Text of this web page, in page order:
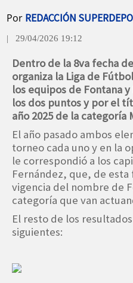
Por REDACCIÓN
| 29/04/2026 19:12
Dentro de la 8va fecha
organiza la Liga de
los equipos de Fontana
los dos puntos y por el
año 2025 de la categoría
El año pasado ambos
torneo cada uno y en la
le correspondió a los
Fernández, que, de
vigencia del nombre de
categoría que van
El resto de los
siguientes: